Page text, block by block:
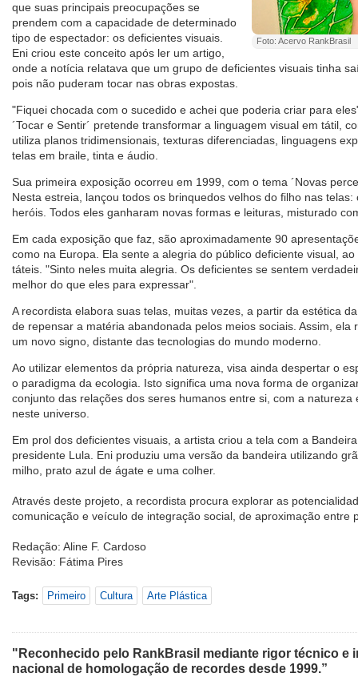
Foto: Acervo RankBrasil
que suas principais preocupações se
prendem com a capacidade de determinado
tipo de espectador: os deficientes visuais.
Eni criou este conceito após ler um artigo,
onde a notícia relatava que um grupo de deficientes visuais tinha
pois não puderam tocar nas obras expostas.
"Fiquei chocada com o sucedido e achei que poderia criar para
´Tocar e Sentir´ pretende transformar a linguagem visual em tátil,
utiliza planos tridimensionais, texturas diferenciadas, linguagens
telas em braile, tinta e áudio.
Sua primeira exposição ocorreu em 1999, com o tema ´Novas
Nesta estreia, lançou todos os brinquedos velhos do filho nas
heróis. Todos eles ganharam novas formas e leituras, misturado
Em cada exposição que faz, são aproximadamente 90
como na Europa. Ela sente a alegria do público deficiente visual,
táteis. "Sinto neles muita alegria. Os deficientes se sentem
melhor do que eles para expressar".
A recordista elabora suas telas, muitas vezes, a partir da estética
de repensar a matéria abandonada pelos meios sociais. Assim, ela
um novo signo, distante das tecnologias do mundo moderno.
Ao utilizar elementos da própria natureza, visa ainda despertar o
o paradigma da ecologia. Isto significa uma nova forma de
conjunto das relações dos seres humanos entre si, com a natureza
neste universo.
Em prol dos deficientes visuais, a artista criou a tela com a
presidente Lula. Eni produziu uma versão da bandeira utilizando
milho, prato azul de ágate e uma colher.
Através deste projeto, a recordista procura explorar as
comunicação e veículo de integração social, de aproximação entre
Redação: Aline F. Cardoso
Revisão: Fátima Pires
Tags: Primeiro Cultura Arte Plástica
"Reconhecido pelo RankBrasil mediante rigor técnico e
nacional de homologação de recordes desde 1999.”